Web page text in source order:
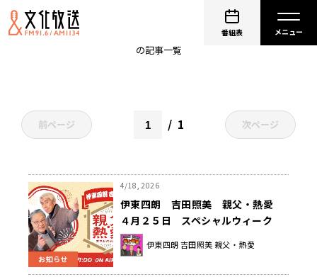
番組表
の記事一覧
前ページ 1 次ページ
お知らせ
4/18, 2026
伊東四朗 吉田照美 親父・熱愛
４月２５日 スペシャルウィーク
は 『大好きなのに○○過ぎて聞き
たくない曲リクエスト』
伊東四朗 吉田照美 親父・熱愛